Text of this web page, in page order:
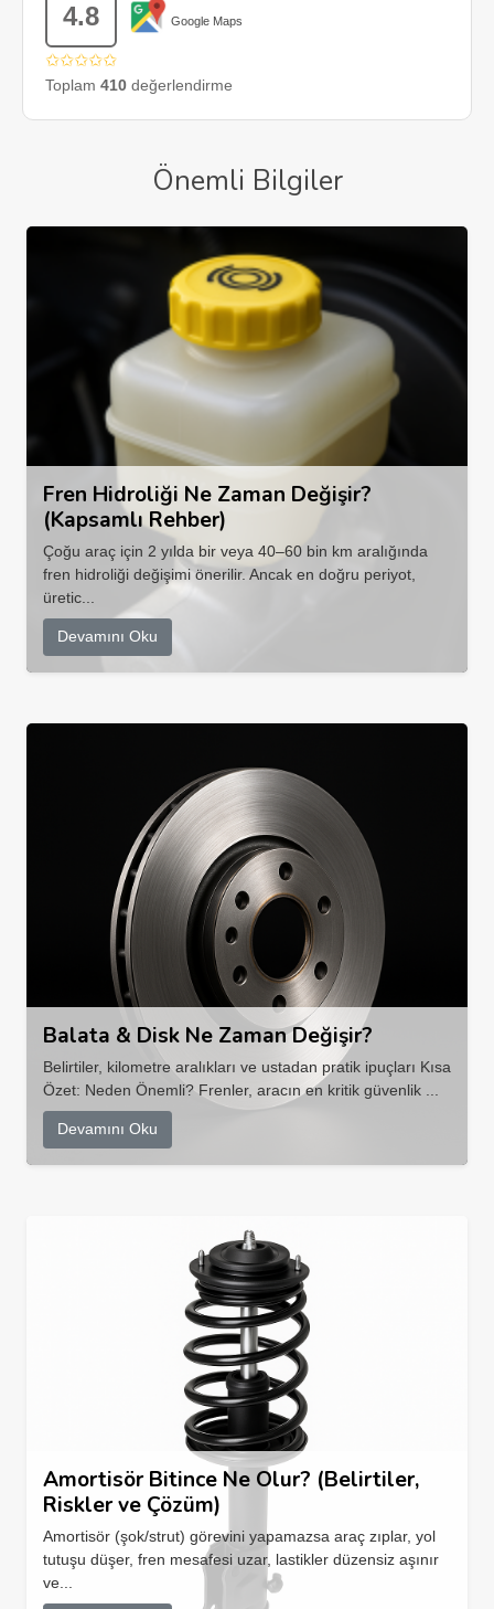
4.8 Google Maps
✩✩✩✩✩
Toplam 410 değerlendirme
Önemli Bilgiler
Fren Hidroliği Ne Zaman Değişir?
(Kapsamlı Rehber)
Çoğu araç için 2 yılda bir veya 40–60 bin km aralığında
fren hidroliği değişimi önerilir. Ancak en doğru periyot,
üretic...
Devamını Oku
Balata & Disk Ne Zaman Değişir?
Belirtiler, kilometre aralıkları ve ustadan pratik ipuçları Kısa
Özet: Neden Önemli? Frenler, aracın en kritik güvenlik ...
Devamını Oku
Amortisör Bitince Ne Olur? (Belirtiler,
Riskler ve Çözüm)
Amortisör (şok/strut) görevini yapamazsa araç zıplar, yol
tutuşu düşer, fren mesafesi uzar, lastikler düzensiz aşınır
ve...